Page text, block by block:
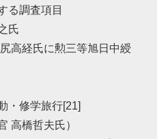
る調査項目
氏
高経氏に勲三等旭日中綬
・修学旅行[21]
高橋哲夫氏）